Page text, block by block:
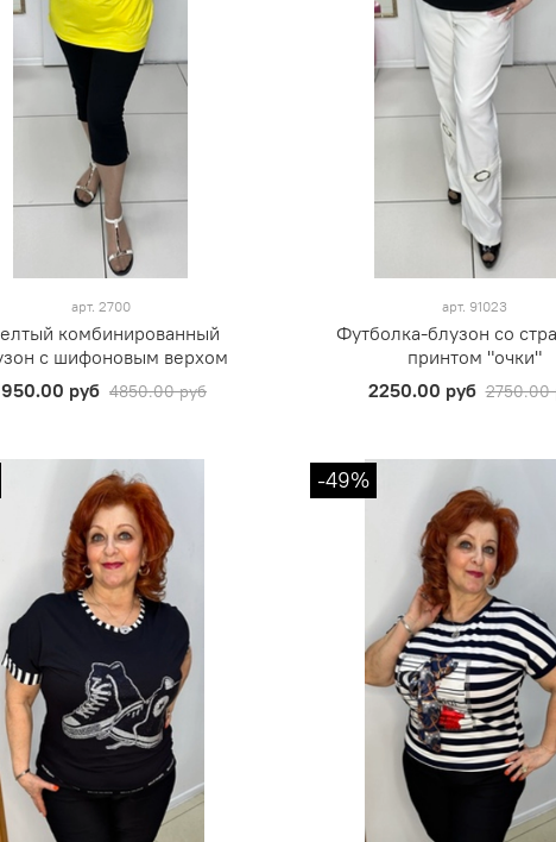
арт. 2700
комбинированный
с шифоновым верхом
руб 4850.00 руб
арт. 91023
Футболка-блузон со
принтом "очки"
2250.00 руб 2750.00
-49%